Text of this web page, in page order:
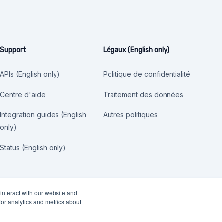
with our website and
analytics and metrics about
Support
APIs (English only)
Centre d'aide
Integration guides (English
only)
Status (English only)
Légaux (English only)
Politique de confidentialité
Traitement des données
Autres politiques